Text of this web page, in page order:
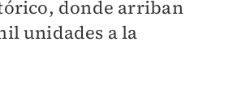
donde arriban
unidades a la